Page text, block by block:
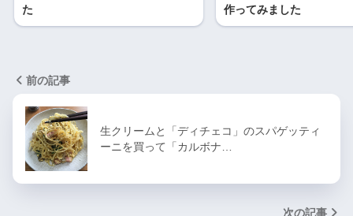
た
作ってみました
前の記事
生クリームと「ディチェコ」のスパゲッティ
ーニを買って「カルボナ…
次の記事